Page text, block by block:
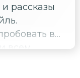
и рассказы
в
всем